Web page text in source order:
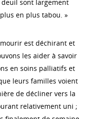
deuil sont largement
en plus tabou. »
est déchirant et
les aider à savoir
en soins palliatifs et
leurs familles voient
de décliner vers la
relativement uni ;